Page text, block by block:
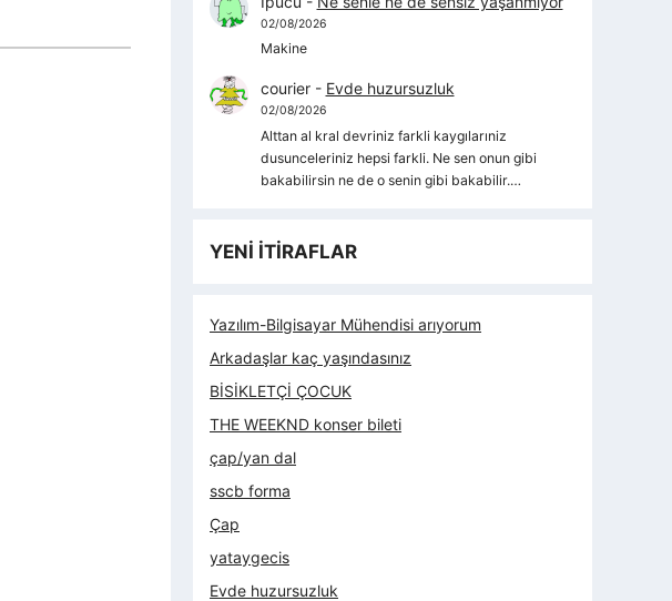
02/08/2026
Makine
courier- Evde huzursuzluk
02/08/2026
Alttan al kral devriniz farkli kaygılarıniz
dusunceleriniz hepsi farkli. Ne sen onun gibi
bakabilirsin ne de o senin gibi bakabilir.…
YENİ İTİRAFLAR
Yazılım-Bilgisayar Mühendisi arıyorum
Arkadaşlar kaç yaşındasınız
BİSİKLETÇİ ÇOCUK
THE WEEKND konser bileti
çap/yan dal
sscb forma
Çap
yataygecis
Evde huzursuzluk